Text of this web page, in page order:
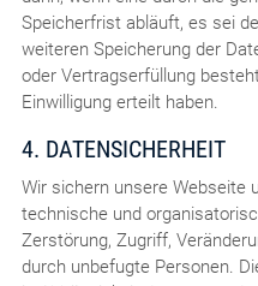
Speicherfrist abläuft, es sei
weiteren Speicherung der
oder Vertragserfüllung
Einwilligung erteilt haben.
4. DATENSICHERHEIT
Wir sichern unsere Webseite
technische und
Zerstörung, Zugriff,
durch unbefugte Personen.